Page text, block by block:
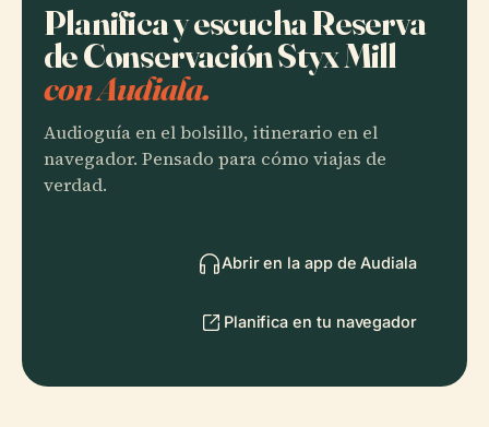
Planifica y escucha Reserva
de Conservación Styx Mill
con Audiala.
Audioguía en el bolsillo, itinerario en el
navegador. Pensado para cómo viajas de
verdad.
Abrir en la app de Audiala
Planifica en tu navegador